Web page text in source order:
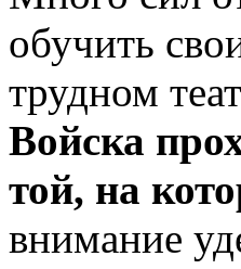
обучить
трудном
Войска
той, на
внимание